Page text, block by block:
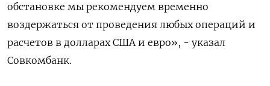
обстановке мы рекомендуем временно
воздержаться от проведения любых операций и
расчетов в долларах США и евро», - указал
Совкомбанк.